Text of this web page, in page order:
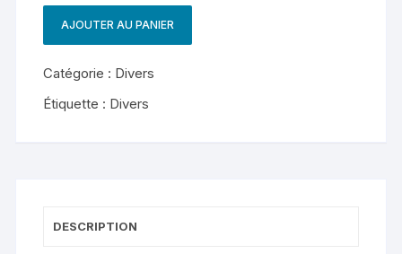
quantité
Article
pour
AJOUTER AU PANIER
Catégorie : Divers
Étiquette : Divers
DESCRIPTION